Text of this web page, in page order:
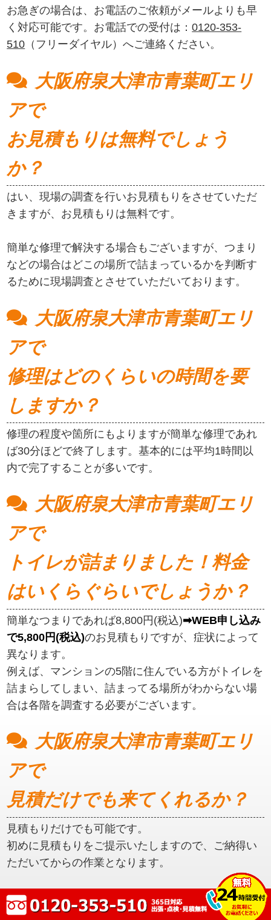
お急ぎの場合は、お電話のご依頼がメールよりも早
く対応可能です。お電話での受付は：0120-353-
510 （フリーダイヤル）へご連絡ください。
大阪府泉大津市青葉町エリ
アで
お見積もりは無料でしょう
か？
はい、現場の調査を行いお見積もりをさせていただ
きますが、お見積もりは無料です。
簡単な修理で解決する場合もございますが、つまり
などの場合はどこの場所で詰まっているかを判断す
るために現場調査とさせていただいております。
大阪府泉大津市青葉町エリ
アで
修理はどのくらいの時間を要
しますか？
修理の程度や箇所にもよりますが簡単な修理であれ
ば30分ほどで終了します。基本的には平均1時間以
内で完了することが多いです。
大阪府泉大津市青葉町エリ
アで
トイレが詰まりました！料金
はいくらぐらいでしょうか？
簡単なつまりであれば8,800円(税込)➡WEB申し込み
で5,800円(税込)のお見積もりですが、症状によって
異なります。
例えば、マンションの5階に住んでいる方がトイレを
詰まらしてしまい、詰まってる場所がわからない場
合は各階を調査する必要がございます。
大阪府泉大津市青葉町エリ
アで
見積だけでも来てくれるか？
見積もりだけでも可能です。
初めに見積もりをご提示いたしますので、ご納得い
ただいてからの作業となります。
大阪府泉大津市青葉町エリ